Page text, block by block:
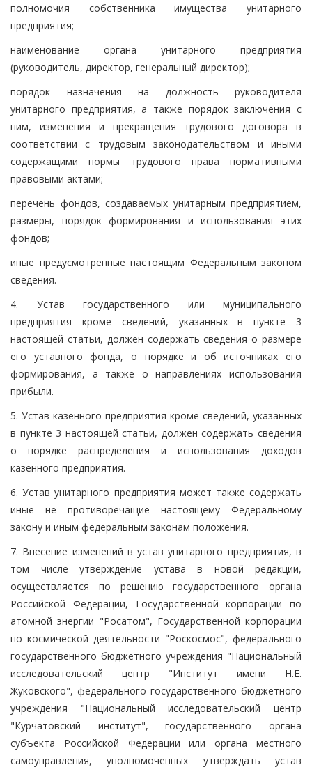
полномочия собственника имущества унитарного
предприятия;
наименование органа унитарного предприятия
(руководитель, директор, генеральный директор);
порядок назначения на должность руководителя
унитарного предприятия, а также порядок заключения с
ним, изменения и прекращения трудового договора в
соответствии с трудовым законодательством и иными
содержащими нормы трудового права нормативными
правовыми актами;
перечень фондов, создаваемых унитарным предприятием,
размеры, порядок формирования и использования этих
фондов;
иные предусмотренные настоящим Федеральным законом
сведения.
4. Устав государственного или муниципального
предприятия кроме сведений, указанных в пункте 3
настоящей статьи, должен содержать сведения о размере
его уставного фонда, о порядке и об источниках его
формирования, а также о направлениях использования
прибыли.
5. Устав казенного предприятия кроме сведений, указанных
в пункте 3 настоящей статьи, должен содержать сведения
о порядке распределения и использования доходов
казенного предприятия.
6. Устав унитарного предприятия может также содержать
иные не противоречащие настоящему Федеральному
закону и иным федеральным законам положения.
7. Внесение изменений в устав унитарного предприятия, в
том числе утверждение устава в новой редакции,
осуществляется по решению государственного органа
Российской Федерации, Государственной корпорации по
атомной энергии "Росатом", Государственной корпорации
по космической деятельности "Роскосмос", федерального
государственного бюджетного учреждения "Национальный
исследовательский центр "Институт имени Н.Е.
Жуковского", федерального государственного бюджетного
учреждения "Национальный исследовательский центр
"Курчатовский институт", государственного органа
субъекта Российской Федерации или органа местного
самоуправления, уполномоченных утверждать устав